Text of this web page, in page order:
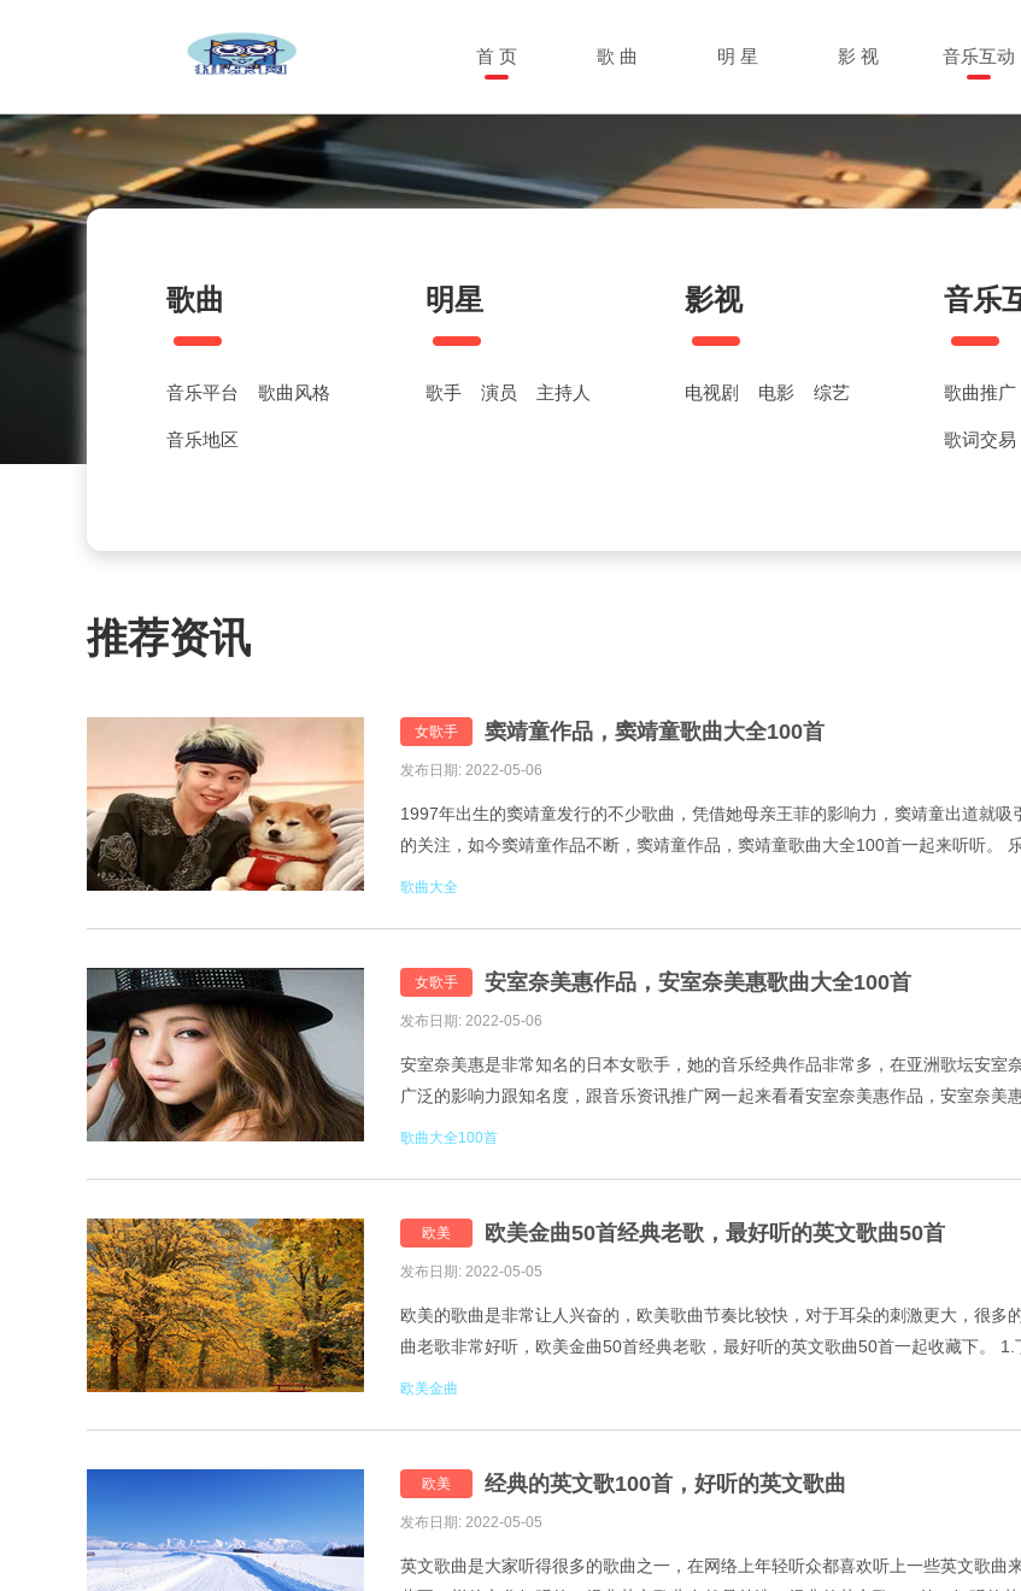
首 页 歌 曲 明 星 影 视 音乐互动
歌曲
音乐平台 歌曲风格
音乐地区
明星
歌手 演员 主持人
影视
电视剧 电影 综艺
音乐
歌曲推广
歌词交易
推荐资讯
女歌手 窦靖童作品，窦靖童歌曲大全100首
发布日期: 2022-05-06
1997年出生的窦靖童发行的不少歌曲，凭借她母亲王菲的影响力，窦靖童出道就吸
的关注，如今窦靖童作品不断，窦靖童作品，窦靖童歌曲大全100首一起来听听。 乐
May Rain-May Rain My Days-Stone
歌曲大全
女歌手 安室奈美惠作品，安室奈美惠歌曲大全100首
发布日期: 2022-05-06
安室奈美惠是非常知名的日本女歌手，她的音乐经典作品非常多，在亚洲歌坛安室
广泛的影响力跟知名度，跟音乐资讯推广网一起来看看安室奈美惠作品，安室奈美惠
全100首。 Hope-ONE PIECE 20th Anniversary
歌曲大全100首
欧美 欧美金曲50首经典老歌，最好听的英文歌曲50首
发布日期: 2022-05-05
欧美的歌曲是非常让人兴奋的，欧美歌曲节奏比较快，对于耳朵的刺激更大，很多
曲老歌非常好听，欧美金曲50首经典老歌，最好听的英文歌曲50首一起收藏下。 1.
2.SLANDER、Dylan Matthew-Love is
欧美金曲
欧美 经典的英文歌100首，好听的英文歌曲
发布日期: 2022-05-05
英文歌曲是大家听得很多的歌曲之一，在网络上年轻听众都喜欢听上一些英文歌曲